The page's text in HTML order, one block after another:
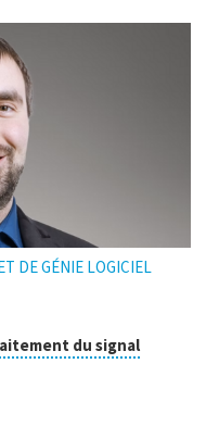
DE GÉNIE LOGICIEL
du signalCliquer
pour